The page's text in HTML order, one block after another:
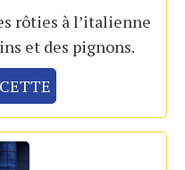
rôties à l’italienne
et des pignons.